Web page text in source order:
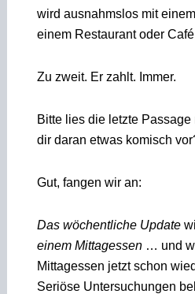
wird ausnahmslos mit
einem Restaurant oder
Zu zweit. Er zahlt. Immer.
Bitte lies die letzte
dir daran etwas komisch
Gut, fangen wir an:
Das wöchentliche Update
einem Mittagessen … und
Mittagessen jetzt schon
Seriöse Untersuchungen